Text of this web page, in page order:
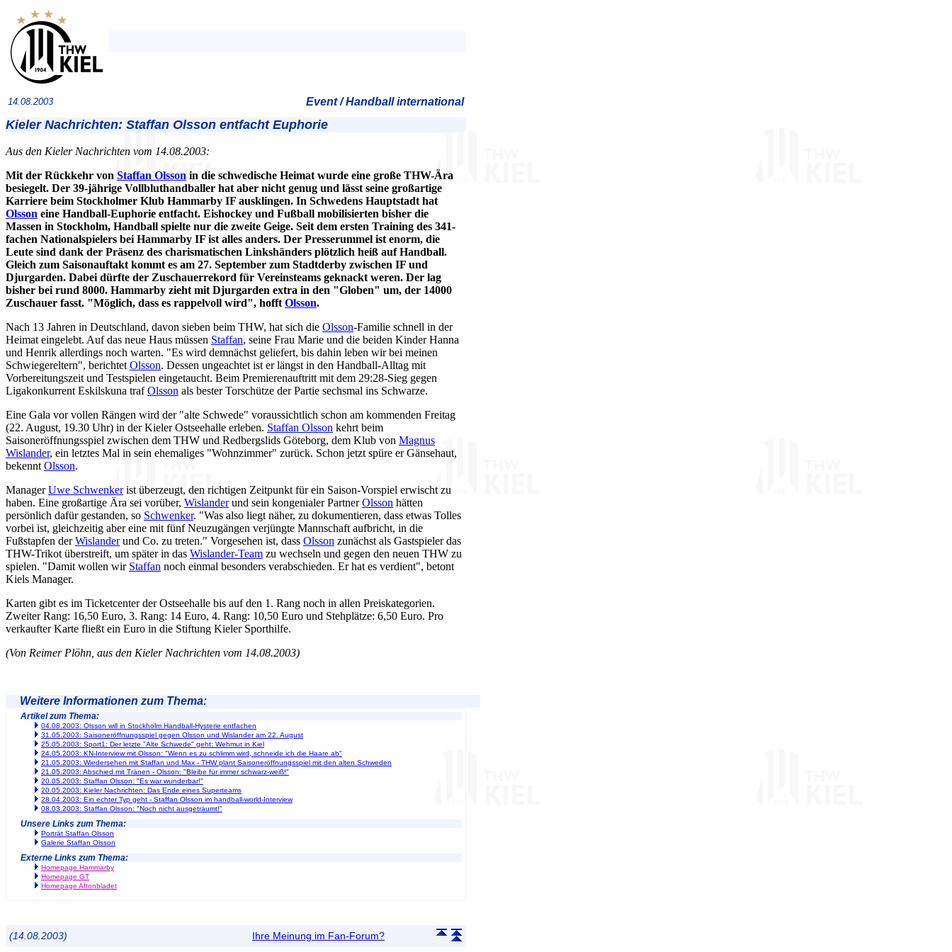
14.08.2003 Event / Handball international
Kieler Nachrichten: Staffan Olsson entfacht Euphorie
Aus den Kieler Nachrichten vom 14.08.2003:
Mit der Rückkehr von Staffan Olsson in die schwedische Heimat wurde eine große THW-Ära
besiegelt. Der 39-jährige Vollbluthandballer hat aber nicht genug und lässt seine großartige
Karriere beim Stockholmer Klub Hammarby IF ausklingen. In Schwedens Hauptstadt hat
Olsson eine Handball-Euphorie entfacht. Eishockey und Fußball mobilisierten bisher die
Massen in Stockholm, Handball spielte nur die zweite Geige. Seit dem ersten Training des 341-
fachen Nationalspielers bei Hammarby IF ist alles anders. Der Presserummel ist enorm, die
Leute sind dank der Präsenz des charismatischen Linkshänders plötzlich heiß auf Handball.
Gleich zum Saisonauftakt kommt es am 27. September zum Stadtderby zwischen IF und
Djurgarden. Dabei dürfte der Zuschauerrekord für Vereinsteams geknackt weren. Der lag
bisher bei rund 8000. Hammarby zieht mit Djurgarden extra in den "Globen" um, der 14000
Zuschauer fasst. "Möglich, dass es rappelvoll wird", hofft Olsson.
Nach 13 Jahren in Deutschland, davon sieben beim THW, hat sich die Olsson-Familie schnell in der
Heimat eingelebt. Auf das neue Haus müssen Staffan, seine Frau Marie und die beiden Kinder Hanna
und Henrik allerdings noch warten. "Es wird demnächst geliefert, bis dahin leben wir bei meinen
Schwiegereltern", berichtet Olsson. Dessen ungeachtet ist er längst in den Handball-Alltag mit
Vorbereitungszeit und Testspielen eingetaucht. Beim Premierenauftritt mit dem 29:28-Sieg gegen
Ligakonkurrent Eskilskuna trafOlsson als bester Torschütze der Partie sechsmal ins Schwarze.
Eine Gala vor vollen Rängen wird der "alte Schwede" voraussichtlich schon am kommenden Freitag
(22. August, 19.30 Uhr) in der Kieler Ostseehalle erleben. Staffan Olsson kehrt beim
Saisoneröffnungsspiel zwischen dem THW und Redbergslids Göteborg, dem Klub von Magnus
Wislander, ein letztes Mal in sein ehemaliges "Wohnzimmer" zurück. Schon jetzt spüre er Gänsehaut,
bekennt Olsson.
ManagerUwe Schwenkerist überzeugt, den richtigen Zeitpunkt für ein Saison-Vorspiel erwischt zu
haben. Eine großartige Ära sei vorüber, Wislanderund sein kongenialer PartnerOlsson hätten
persönlich dafür gestanden, so Schwenker. "Was also liegt näher, zu dokumentieren, dass etwas Tolles
vorbei ist, gleichzeitig aber eine mit fünf Neuzugängen verjüngte Mannschaft aufbricht, in die
Fußstapfen derWislanderund Co. zu treten." Vorgesehen ist, dass Olsson zunächst als Gastspieler das
THW-Trikot überstreift, um später in das Wislander-Team zu wechseln und gegen den neuen THW zu
spielen. "Damit wollen wir Staffan noch einmal besonders verabschieden. Er hat es verdient", betont
Kiels Manager.
Karten gibt es im Ticketcenter der Ostseehalle bis auf den 1. Rang noch in allen Preiskategorien.
Zweiter Rang: 16,50 Euro, 3. Rang: 14 Euro, 4. Rang: 10,50 Euro und Stehplätze: 6,50 Euro. Pro
verkaufter Karte fließt ein Euro in die Stiftung Kieler Sporthilfe.
(Von Reimer Plöhn, aus den Kieler Nachrichten vom 14.08.2003)
Weitere Informationen zum Thema:
Artikel zum Thema:
04.08.2003: Olsson will in Stockholm Handball-Hysterie entfachen
31.05.2003: Saisoneröffnungsspiel gegen Olsson und Wislander am 22. August
25.05.2003: Sport1: Der letzte "Alte Schwede" geht: Wehmut in Kiel
24.05.2003: KN-Interview mit Olsson: "Wenn es zu schlimm wird, schneide ich die Haare ab"
21.05.2003: Wiedersehen mit Staffan und Max - THW plant Saisoneröffnungsspiel mit den alten Schweden
21.05.2003: Abschied mit Tränen - Olsson: "Bleibe für immer schwarz-weiß!"
20.05.2003: Staffan Olsson: "Es war wunderbar!"
20.05.2003: Kieler Nachrichten: Das Ende eines Superteams
28.04.2003: Ein echter Typ geht - Staffan Olsson im handball-world-Interview
08.03.2003: Staffan Olsson: "Noch nicht ausgeträumt!"
Unsere Links zum Thema:
Porträt Staffan Olsson
Galerie Staffan Olsson
Externe Links zum Thema:
Homepage Hammarby
Homepage GT
Homepage Aftonbladet
(14.08.2003) Ihre Meinung im Fan-Forum?